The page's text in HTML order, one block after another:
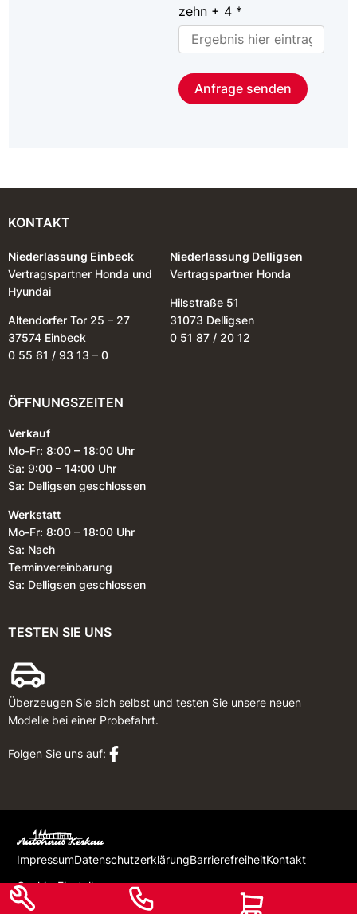
zehn + 4 *
Anfrage senden
KONTAKT
Niederlassung Einbeck
Vertragspartner Honda und
Hyundai
Altendorfer Tor 25 – 27
37574 Einbeck
0 55 61 / 93 13 – 0
Niederlassung Delligsen
Vertragspartner Honda
Hilsstraße 51
31073 Delligsen
0 51 87 / 20 12
ÖFFNUNGSZEITEN
Verkauf
Mo-Fr: 8:00 – 18:00 Uhr
Sa: 9:00 – 14:00 Uhr
Sa: Delligsen geschlossen
Werkstatt
Mo-Fr: 8:00 – 18:00 Uhr
Sa: Nach
Terminvereinbarung
Sa: Delligsen geschlossen
TESTEN SIE UNS
Überzeugen Sie sich selbst und testen Sie unsere neuen
Modelle bei einer Probefahrt.
Folgen Sie uns auf:
ImpressumDatenschutzerklärungBarrierefreiheitKontakt
Cookie-Einstellungen